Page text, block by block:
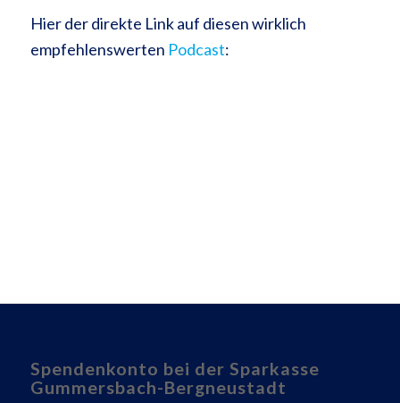
Hier der direkte Link auf diesen wirklich
empfehlenswerten Podcast:
Spendenkonto bei der Sparkasse
Gummersbach-Bergneustadt